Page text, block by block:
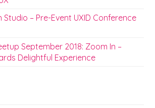
– Pre-Event UXID Conference
September 2018: Zoom In –
Delightful Experience